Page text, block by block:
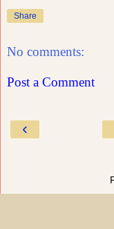
Share
No comments:
Post a Comment
‹